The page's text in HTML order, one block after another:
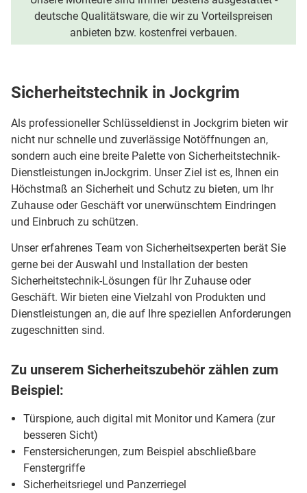
deutsche Qualitätsware, die wir zu Vorteilspreisen
anbieten bzw. kostenfrei verbauen.
Sicherheitstechnik in Jockgrim
Als professioneller Schlüsseldienst in Jockgrim bieten wir
nicht nur schnelle und zuverlässige Notöffnungen an,
sondern auch eine breite Palette von Sicherheitstechnik-
Dienstleistungen inJockgrim. Unser Ziel ist es, Ihnen ein
Höchstmaß an Sicherheit und Schutz zu bieten, um Ihr
Zuhause oder Geschäft vor unerwünschtem Eindringen
und Einbruch zu schützen.
Unser erfahrenes Team von Sicherheitsexperten berät Sie
gerne bei der Auswahl und Installation der besten
Sicherheitstechnik-Lösungen für Ihr Zuhause oder
Geschäft. Wir bieten eine Vielzahl von Produkten und
Dienstleistungen an, die auf Ihre speziellen Anforderungen
zugeschnitten sind.
Zu unserem Sicherheitszubehör zählen zum
Beispiel:
Türspione, auch digital mit Monitor und Kamera (zur
besseren Sicht)
Fenstersicherungen, zum Beispiel abschließbare
Fenstergriffe
Sicherheitsriegel und Panzerriegel